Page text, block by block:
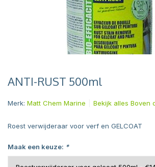
ANTI-RUST 500ml
Merk: Matt Chem Marine Bekijk alles Boven
Roest verwijderaar voor verf en GELCOAT
Maak een keuze: *